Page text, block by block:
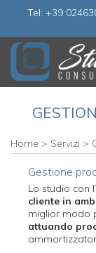
Tel: +39
Home > Servizi >
Gestione
Lo studio con
cliente in
miglior modo
attuando